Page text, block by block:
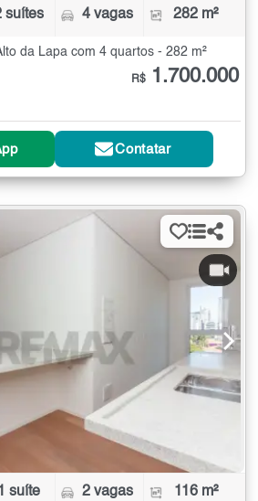
suítes 4 vagas 282 m²
da Lapa com 4 quartos - 282 m²
R$ 1.700.000
Contatar
suíte 2 vagas 116 m²